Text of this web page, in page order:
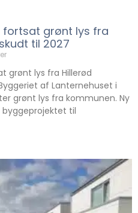
fortsat grønt lys fra
til 2027
grønt lys fra Hillerød
af Lanternehuset i
grønt lys fra kommunen. Ny
til